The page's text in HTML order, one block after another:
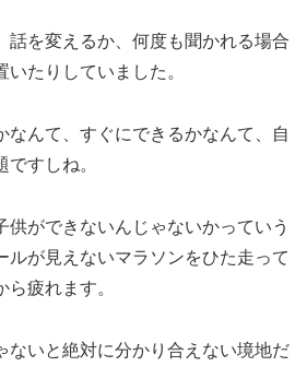
話を変えるか、何度も聞かれる場合
たりしていました。
なんて、すぐにできるかなんて、自
すしね。
供ができないんじゃないかっていう
ルが見えないマラソンをひた走って
疲れます。
ないと絶対に分かり合えない境地だ